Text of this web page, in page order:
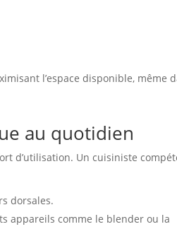
l’espace disponible, même
au quotidien
d’utilisation. Un cuisiniste
dorsales.
appareils comme le blender ou la